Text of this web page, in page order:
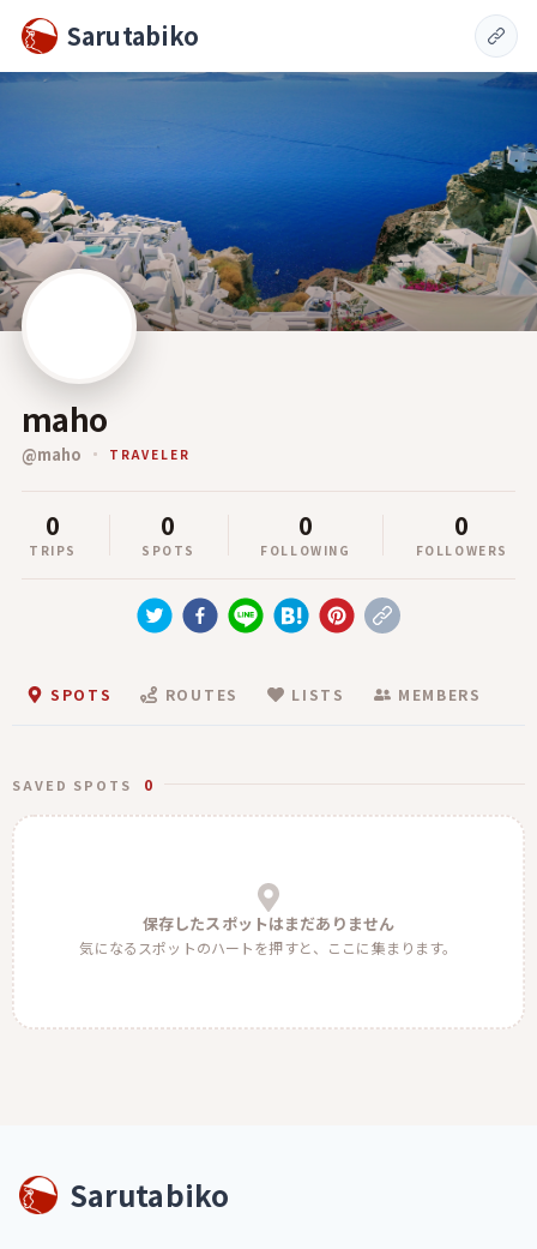
Sarutabiko
maho
@maho TRAVELER
0
TRIPS
0
SPOTS
0
FOLLOWING
0
FOLLOWERS
SPOTS ROUTES LISTS MEMBERS
SAVED SPOTS 0
保存したスポットはまだありません
気になるスポットのハートを押すと、ここに集まります。
Sarutabiko